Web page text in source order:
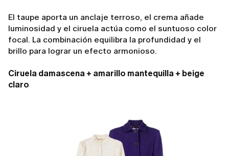
El taupe aporta un anclaje terroso, el crema añade
luminosidad y el ciruela actúa como el suntuoso color
focal. La combinación equilibra la profundidad y el
brillo para lograr un efecto armonioso.
Ciruela damascena + amarillo mantequilla + beige
claro